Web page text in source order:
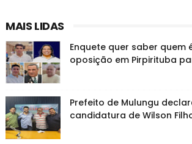
MAIS LIDAS
Enquete quer saber quem
oposição em Pirpirituba
Prefeito de Mulungu
candidatura de Wilson